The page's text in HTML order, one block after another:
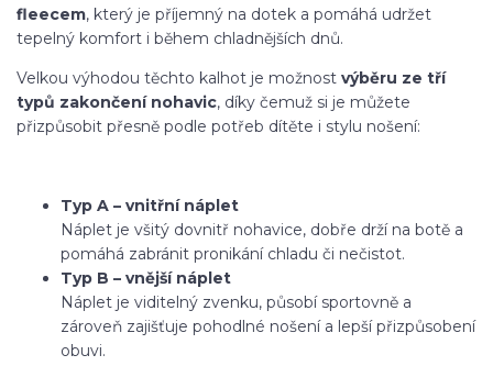
fleecem, který je příjemný na dotek a pomáhá udržet
tepelný komfort i během chladnějších dnů.
Velkou výhodou těchto kalhot je možnost výběru ze tří
typů zakončení nohavic, díky čemuž si je můžete
přizpůsobit přesně podle potřeb dítěte i stylu nošení:
Typ A – vnitřní náplet
Náplet je všitý dovnitř nohavice, dobře drží na botě a
pomáhá zabránit pronikání chladu či nečistot.
Typ B – vnější náplet
Náplet je viditelný zvenku, působí sportovně a
zároveň zajišťuje pohodlné nošení a lepší přizpůsobení
obuvi.